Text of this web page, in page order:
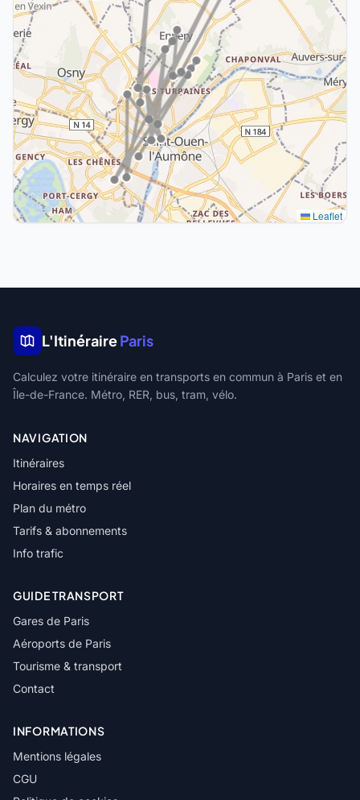
Leaflet
L'ItinéraireParis
Calculez votre itinéraire en transports en commun à Paris et en
Île-de-France. Métro, RER, bus, tram, vélo.
NAVIGATION
Itinéraires
Horaires en temps réel
Plan du métro
Tarifs & abonnements
Info trafic
GUIDE TRANSPORT
Gares de Paris
Aéroports de Paris
Tourisme & transport
Contact
INFORMATIONS
Mentions légales
CGU